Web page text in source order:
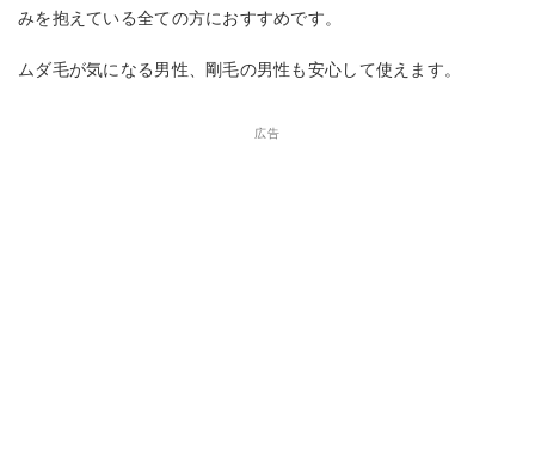
みを抱えている全ての方におすすめです。
ムダ毛が気になる男性、剛毛の男性も安心して使えます。
広告